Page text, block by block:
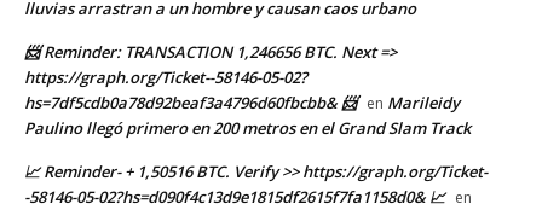
lluvias arrastran a un hombre y causan caos urbano
📨 Reminder: TRANSACTION 1,246656 BTC. Next =>
https://graph.org/Ticket--58146-05-02?
hs=7df5cdb0a78d92beaf3a4796d60fbcbb& 📨 en Marileidy
Paulino llegó primero en 200 metros en el Grand Slam Track
📈 Reminder- + 1,50516 BTC. Verify >> https://graph.org/Ticket-
-58146-05-02?hs=d090f4c13d9e1815df2615f7fa1158d0& 📈 en